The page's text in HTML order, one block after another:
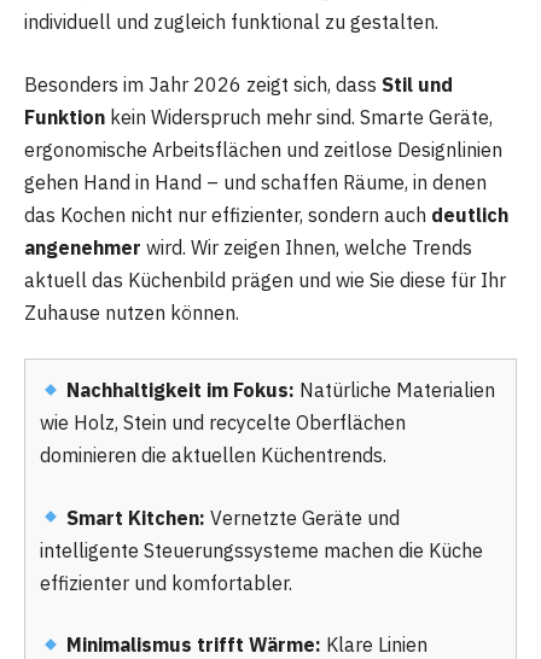
individuell und zugleich funktional zu gestalten.
Besonders im Jahr 2026 zeigt sich, dass Stil und
Funktion kein Widerspruch mehr sind. Smarte Geräte,
ergonomische Arbeitsflächen und zeitlose Designlinien
gehen Hand in Hand – und schaffen Räume, in denen
das Kochen nicht nur effizienter, sondern auch deutlich
angenehmer wird. Wir zeigen Ihnen, welche Trends
aktuell das Küchenbild prägen und wie Sie diese für Ihr
Zuhause nutzen können.
Nachhaltigkeit im Fokus: Natürliche Materialien
wie Holz, Stein und recycelte Oberflächen
dominieren die aktuellen Küchentrends.
Smart Kitchen: Vernetzte Geräte und
intelligente Steuerungssysteme machen die Küche
effizienter und komfortabler.
Minimalismus trifft Wärme: Klare Linien